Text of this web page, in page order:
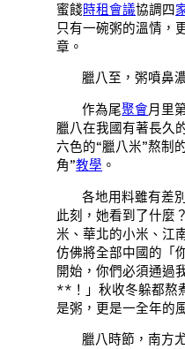
蜜餞時租會議協調四
只有一碗粥的溫情，
章。
臘八至，粥噴鼻
作為尾聚會月里
臘八在我國有著長久
六色的“臘八米”熬制
角”教學 。
各地用料雖有差
此刻，她看到了什麼
米、華北的小米、江
仿佛將全部中國的「
開始，你們必須通過
**！」秋收冬躲都熬
是粥，更是一全年的
臘八時節，南方